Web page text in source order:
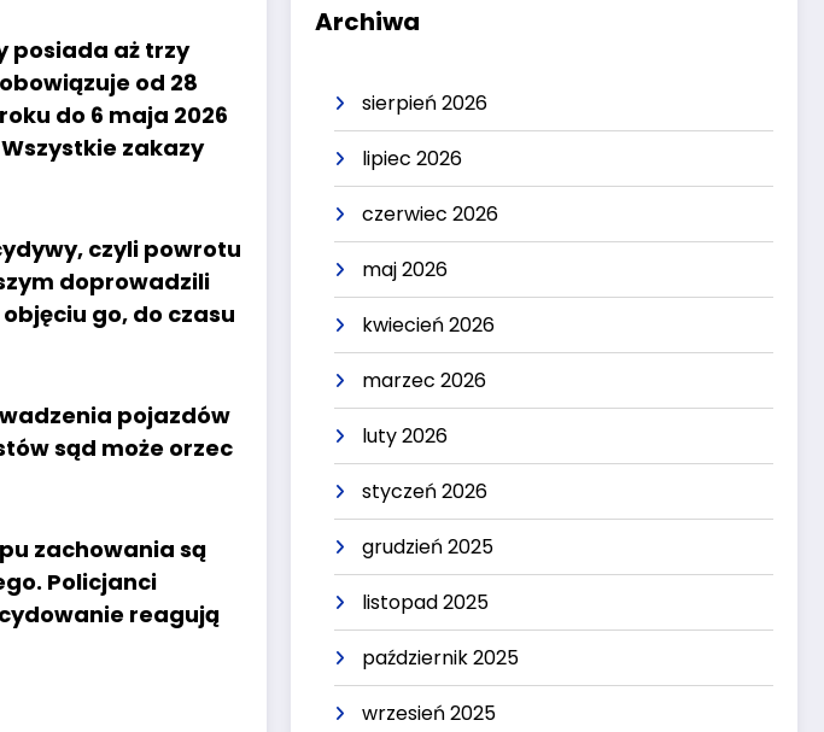
posiada aż trzy
od 28
do 6 maja 2026
zakazy
czyli powrotu
doprowadzili
go, do czasu
pojazdów
sąd może orzec
zachowania są
Policjanci
reagują
Archiwa
sierpień 2026
lipiec 2026
czerwiec 2026
maj 2026
kwiecień 2026
marzec 2026
luty 2026
styczeń 2026
grudzień 2025
listopad 2025
październik 2025
wrzesień 2025